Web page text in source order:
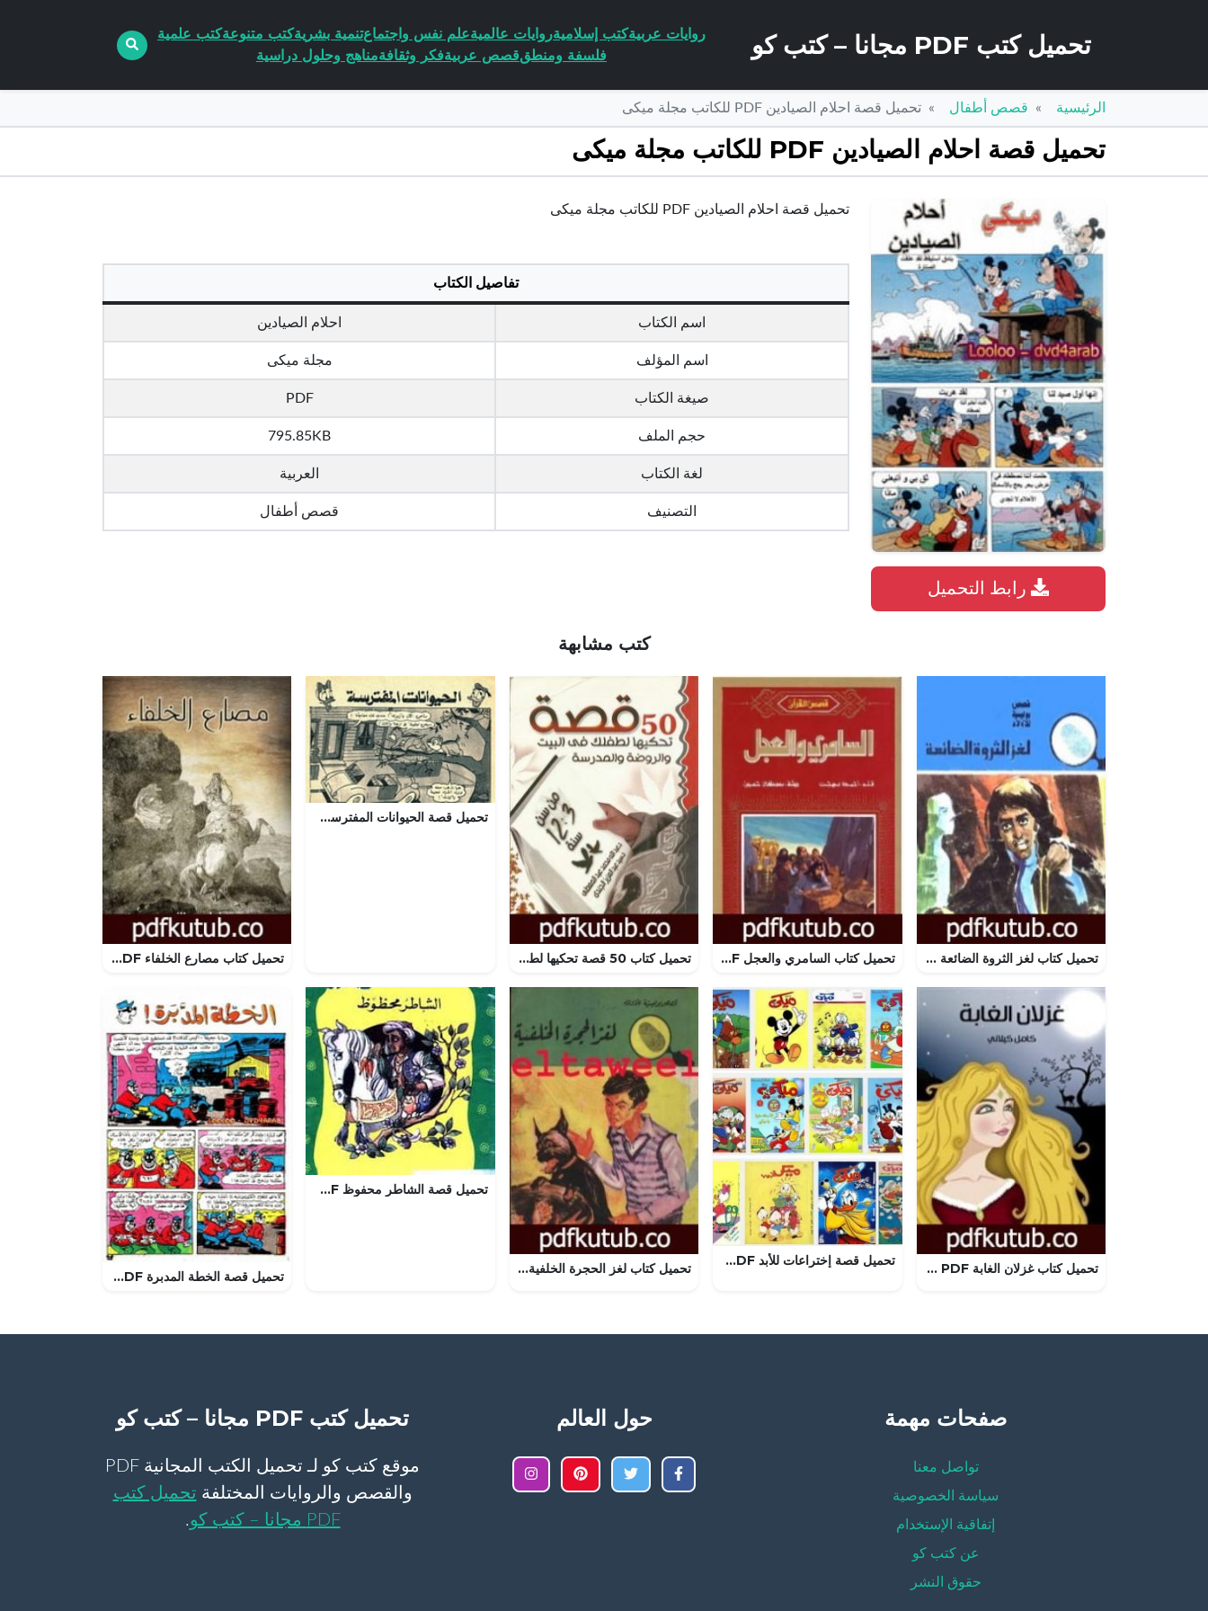
تحميل كتب PDF مجانا – كتب كو روايات عربيةكتب إسلاميةروايات عالميةعلم نفس واجتماعتنمية بشريةكتب متنوعةكتب علمية
فلسفة ومنطققصص عربيةفكر وثقافةمناهج وحلول دراسية
الرئيسية قصص أطفال تحميل قصة احلام الصيادين PDF للكاتب مجلة ميكى
تحميل قصة احلام الصيادين PDF للكاتب مجلة ميكى
تحميل قصة احلام الصيادين PDF للكاتب مجلة ميكى
تفاصيل الكتاب
اسم الكتاب احلام الصيادين
اسم المؤلف مجلة ميكى
صيغة الكتاب PDF
حجم الملف 795.85KB
لغة الكتاب العربية
التصنيف قصص أطفال
كتب مشابهة
تحميل كتاب لغز الثروة الضائعة – سلسلة المغامرون الخمسة: 153 PDF تأليف محمود سالم مجانا [كامل] تحميل كتاب السامري والعجل PDF تأليف أحمد بهجت مجانا [كامل] تحميل كتاب 50 قصة تحكيها لطفلك في البيت والروضة والمدرسة من سن 3 – 12 سنة PDF تأليف سيد عبد العزيز الجندي مجانا [كامل]
تحميل قصة الحيوانات المفترسة PDF للكاتب مجلة ميكى
تحميل كتاب مصارع الخلفاء PDF تأليف كامل الكيلاني مجانا [كامل]
تحميل كتاب غزلان الغابة PDF تأليف كامل الكيلاني مجانا [كامل]
تحميل قصة إختراعات للأبد PDF للكاتب مجلة ميكى
تحميل كتاب لغز الحجرة الخلفية – سلسلة المغامرون الخمسة: 47 PDF تأليف محمود سالم مجانا [كامل]
تحميل قصة الشاطر محفوظ PDF للكاتب يعقوب الشاروني
تحميل قصة الخطة المدبرة PDF للكاتب مجلة ميكى
صفحات مهمة
تواصل معنا
سياسة الخصوصية
إتفاقية الإستخدام
عن كتب كو
حقوق النشر
حول العالم تحميل كتب PDF مجانا – كتب كو
موقع كتب كو لـ تحميل الكتب المجانية PDF
والقصص والروايات المختلفة تحميل كتب
PDF مجانا – كتب كو
.